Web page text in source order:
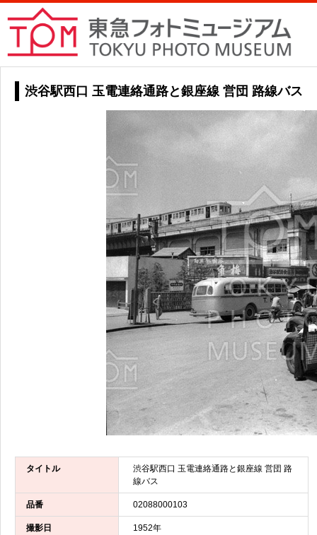
渋谷駅西口 玉電連絡通路と銀座線 営団 路線バス
タイトル
渋谷駅西口 玉電連絡通路と銀座線 営団 路
線バス
品番 02088000103
撮影日 1952年